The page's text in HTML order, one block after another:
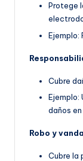
Protege
Ejemplo:
Cubre
Ejemplo:
daños
Robo y
Cubre la